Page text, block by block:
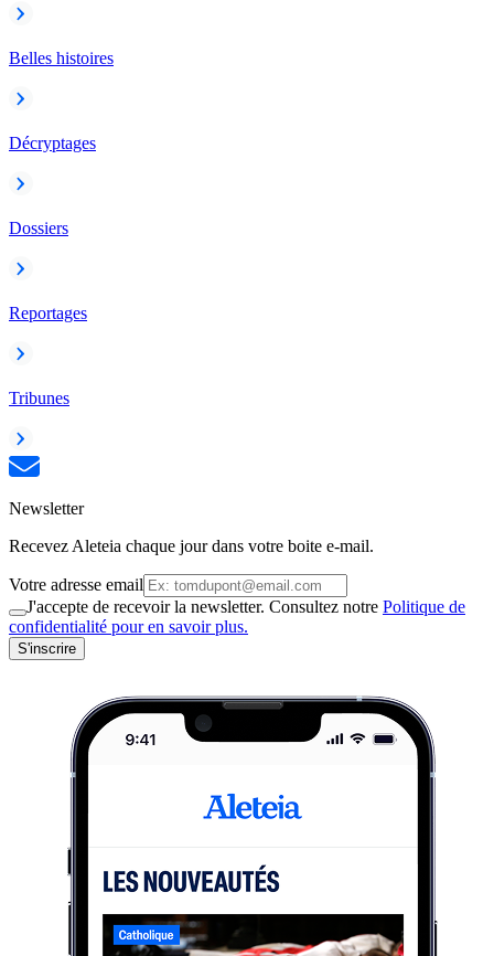
Belles histoires
Décryptages
Dossiers
Reportages
Tribunes
Newsletter
Recevez Aleteia chaque jour dans votre boite e-mail.
Votre adresse email
J'accepte de recevoir la newsletter. Consultez notre Politique de
confidentialité pour en savoir plus.
S'inscrire